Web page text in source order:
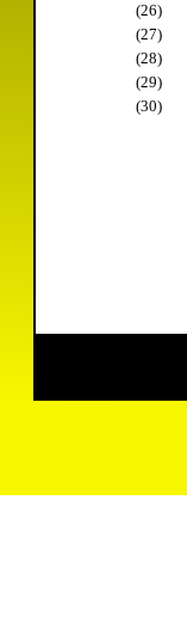
(26)
(27)
(28)
(29)
(30)